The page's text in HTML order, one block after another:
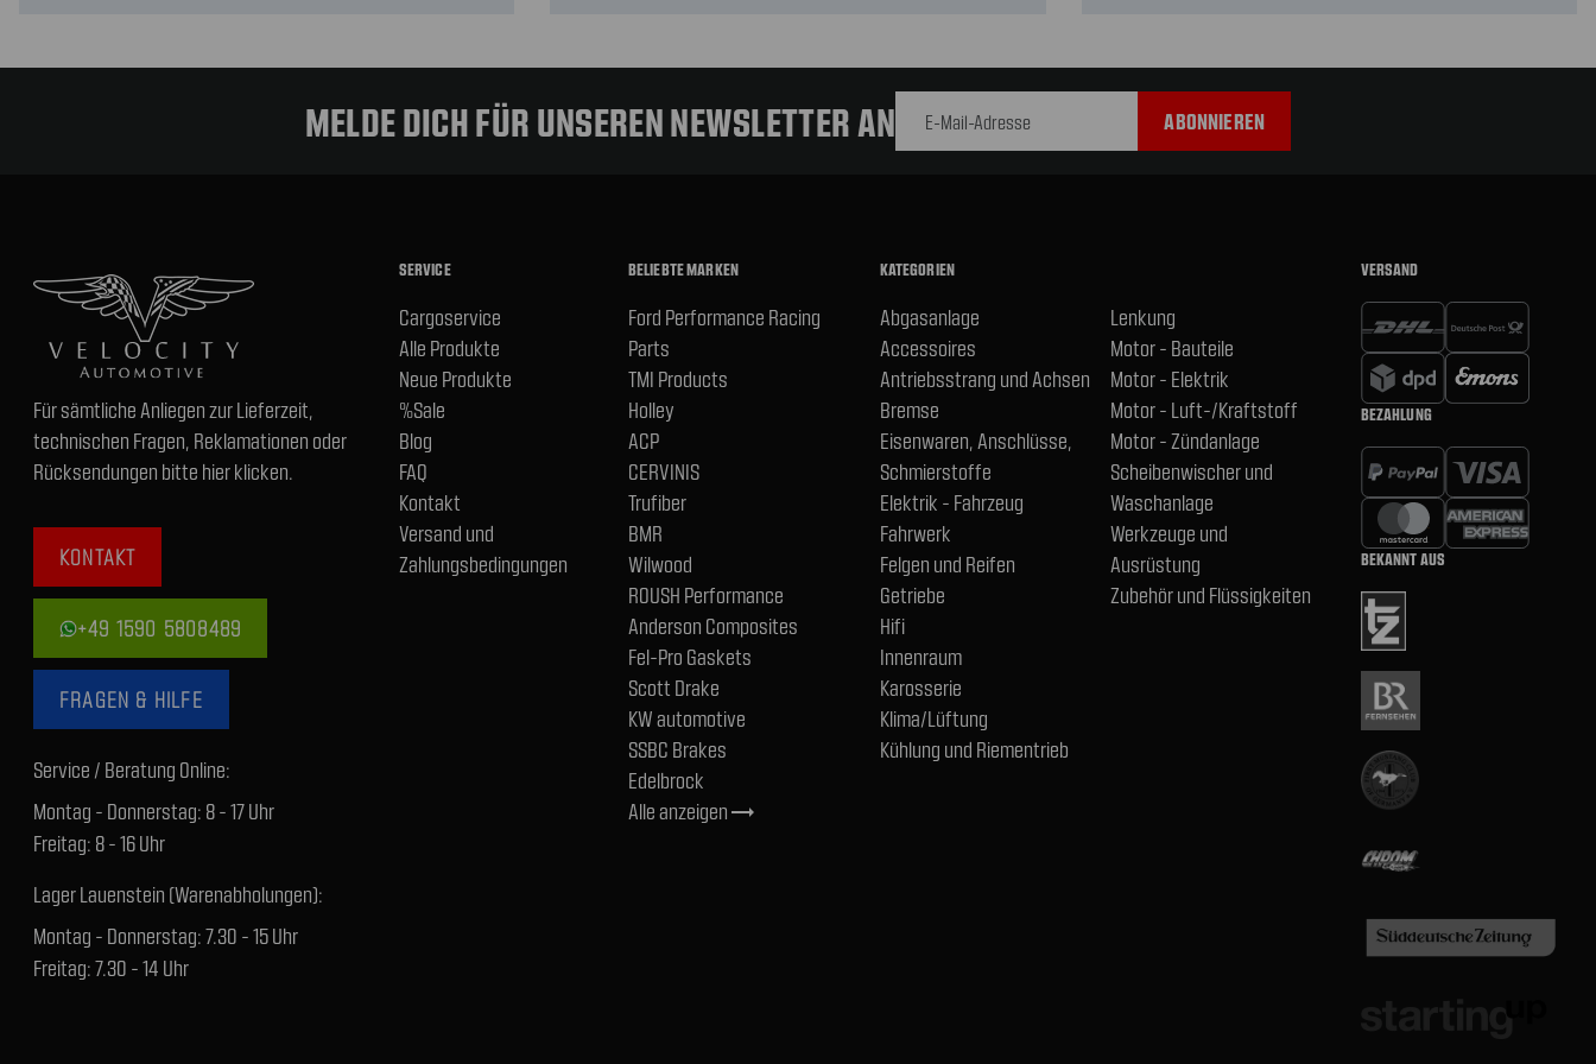
MELDE DICH FÜR UNSEREN NEWSLETTER AN
Für sämtliche Anliegen zur Lieferzeit,
technischen Fragen, Reklamationen oder
Rücksendungen bitte hier klicken.
KONTAKT
+49 1590 5808489
FRAGEN & HILFE
Service / Beratung Online:
Montag - Donnerstag: 8 - 17 Uhr
Freitag: 8 - 16 Uhr
Lager Lauenstein (Warenabholungen):
Montag - Donnerstag: 7.30 - 15 Uhr
Freitag: 7.30 - 14 Uhr
SERVICE
Cargoservice
Alle Produkte
Neue Produkte
%Sale
Blog
FAQ
Kontakt
Versand und
Zahlungsbedingungen
BELIEBTE MARKEN
Ford Performance Racing
Parts
TMI Products
Holley
ACP
CERVINIS
Trufiber
BMR
Wilwood
ROUSH Performance
Anderson Composites
Fel-Pro Gaskets
Scott Drake
KW automotive
SSBC Brakes
Edelbrock
Alle anzeigentrending_flat
KATEGORIEN
Abgasanlage
Accessoires
Antriebsstrang und Achsen
Bremse
Eisenwaren, Anschlüsse,
Schmierstoffe
Elektrik - Fahrzeug
Fahrwerk
Felgen und Reifen
Getriebe
Hifi
Innenraum
Karosserie
Klima/Lüftung
Kühlung und Riementrieb
Lenkung
Motor - Bauteile
Motor - Elektrik
Motor - Luft-/Kraftstoff
Motor - Zündanlage
Scheibenwischer und
Waschanlage
Werkzeuge und
Ausrüstung
Zubehör und Flüssigkeiten
VERSAND
BEZAHLUNG
BEKANNT AUS